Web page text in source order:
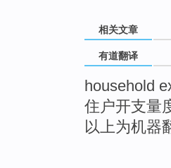
相关文章
有道翻译
household
住户开支量
以上为机器